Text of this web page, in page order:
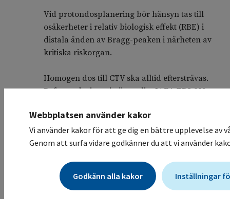
Vid protondosplanering bör hänsyn tas till
osäkerheter i relativ biologisk effekt (RBE) i
distala änden av Bragg-peaken i närheten av
kritiska riskorgan.
Homogen dos till CTV ska alltid eftersträvas.
Referensdosimetri görs enligt IAEA TRS 398.
Strålkvalitet
Fotonenergin bör vara 6 MV eller högre, och
dosrat ska vara minst 0,1 Gy/minut i CTV enligt
ICRU. Vid Skandionkliniken används
protonbehandlingstekniken Pencil Beam
Scanning och protonenergin är då 60–230 MeV.
Webbplatsen använder kakor
Vi använder kakor för att ge dig en bättre upplevelse av
Genom att surfa vidare godkänner du att vi använder
Godkänn alla kakor Inställningar